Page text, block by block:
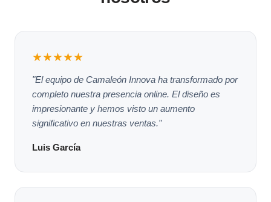
★★★★★
"El equipo de Camaleón Innova ha transformado por
completo nuestra presencia online. El diseño es
impresionante y hemos visto un aumento
significativo en nuestras ventas."
Luis García